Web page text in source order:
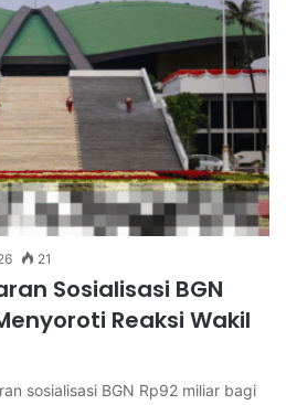
21
Sosialisasi BGN
Reaksi Wakil
sosialisasi BGN Rp92 miliar bagi